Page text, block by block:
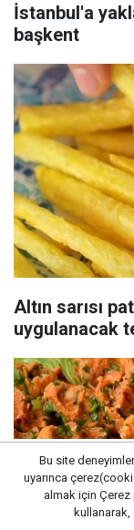
İstanbul'a
başkent
Altın sarısı
uygulanacak
Bu site
uyarınca
almak için Çerez
kullanarak,